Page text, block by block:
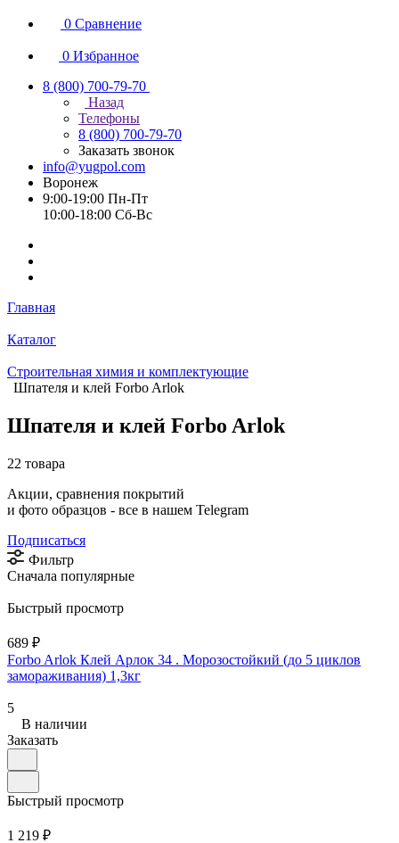
0 Сравнение
0 Избранное
8 (800) 700-79-70
Назад
Телефоны
8 (800) 700-79-70
Заказать звонок
info@yugpol.com
Воронеж
9:00-19:00 Пн-Пт
10:00-18:00 Cб-Вс
Главная
Каталог
Строительная химия и комплектующие
Шпателя и клей Forbo Arlok
Шпателя и клей Forbo Arlok
22 товара
Акции, сравнения покрытий
и фото образцов - все в нашем Telegram
Подписаться
Фильтр
Сначала популярные
Быстрый просмотр
689 ₽
Forbo Arlok Клей Арлок 34 . Морозостойкий (до 5 циклов
замораживания) 1,3кг
5
В наличии
Заказать
Быстрый просмотр
1 219 ₽